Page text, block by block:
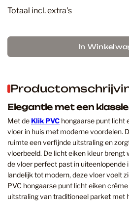
Totaal incl. extra's
In
Elegantie met een
Met de Klik PVC hongaarse punt licht
vloer in huis met moderne voordelen.
ruimte een verfijnde uitstraling en
vloerbeeld. De licht eiken kleur brengt
de vloer perfect past in uiteenlopende
landelijk tot modern, deze vloer voelt
PVC hongaarse punt licht eiken
uitstraling van traditioneel parket met